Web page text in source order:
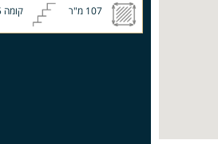
107 מ"ר קומה 15